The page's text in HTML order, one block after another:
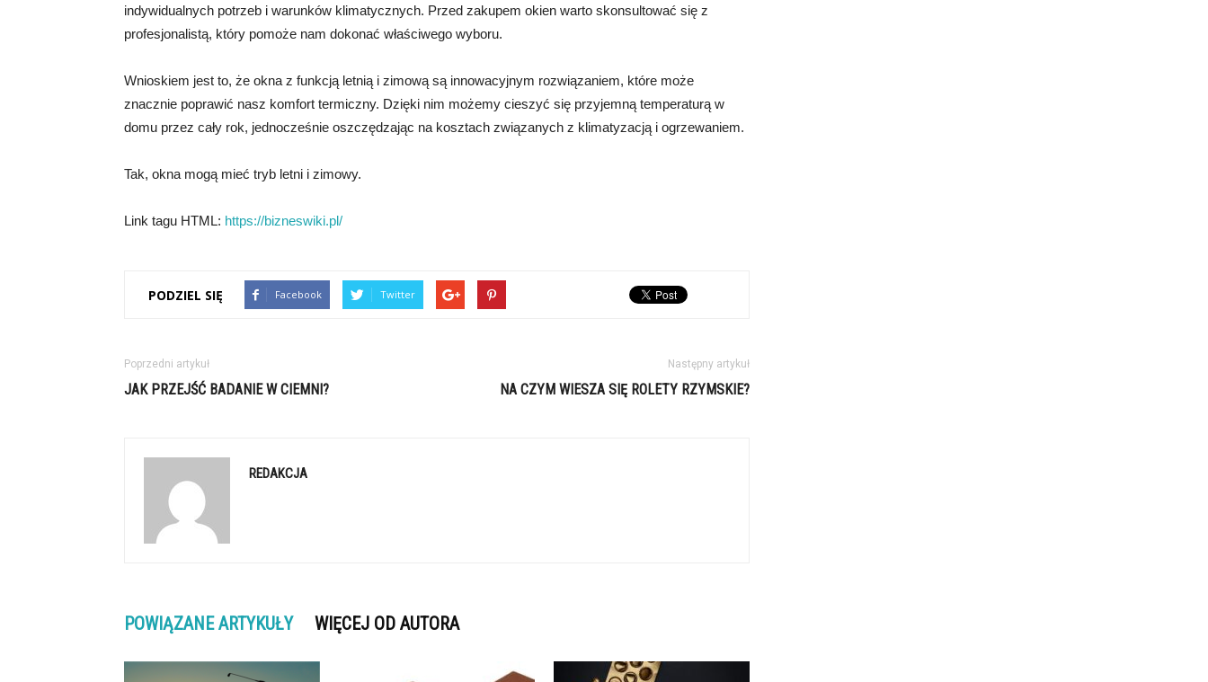
indywidualnych potrzeb i warunków klimatycznych. Przed zakupem okien warto skonsultować się z
profesjonalistą, który pomoże nam dokonać właściwego wyboru.
Wnioskiem jest to, że okna z funkcją letnią i zimową są innowacyjnym rozwiązaniem, które może
znacznie poprawić nasz komfort termiczny. Dzięki nim możemy cieszyć się przyjemną temperaturą w
domu przez cały rok, jednocześnie oszczędzając na kosztach związanych z klimatyzacją i ogrzewaniem.
Tak, okna mogą mieć tryb letni i zimowy.
Link tagu HTML: https://bizneswiki.pl/
PODZIEL SIĘ Facebook Twitter
Poprzedni artykuł
JAK PRZEJŚĆ BADANIE W CIEMNI?
Następny artykuł
NA CZYM WIESZA SIĘ ROLETY RZYMSKIE?
REDAKCJA
POWIĄZANE ARTYKUŁY WIĘCEJ OD AUTORA